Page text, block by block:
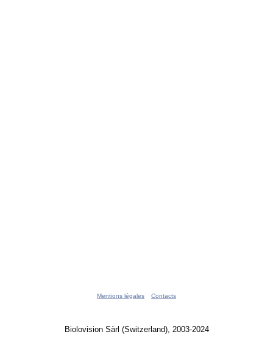
Mentions légales Contacts
Biolovision Sàrl (Switzerland), 2003-2024